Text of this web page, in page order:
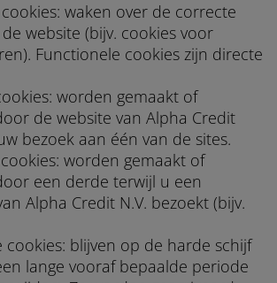
waken over de correcte
website (bijv. cookies voor
Functionele cookies zijn directe
worden gemaakt of
de website van Alpha Credit
bezoek aan één van de sites.
worden gemaakt of
een derde terwijl u een
Alpha Credit N.V. bezoekt (bijv.
cookies: blijven op de harde schijf
lange vooraf bepaalde periode